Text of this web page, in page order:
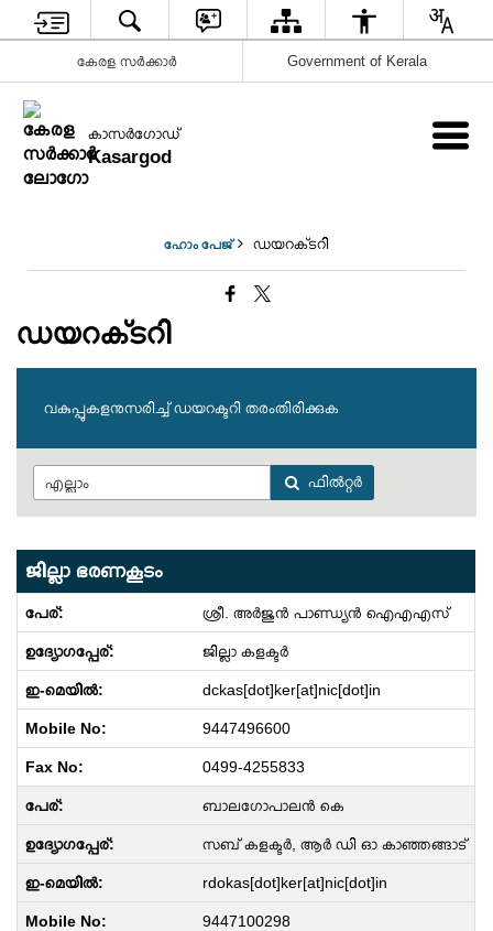
കേരള സര്‍ക്കാര്‍ Government of Kerala
കാസര്‍ഗോഡ്
Kasargod
ഹോം പേജ് ഡയറക്‌ടറി
ഡയറക്‌ടറി
വകുപ്പുകളനുസരിച്ച് ഡയറക്ടറി തരംതിരിക്കുക
ഫില്‍റ്റര്‍
ജില്ലാ ഭരണകൂടം
ശ്രീ. അർജുൻ പാണ്ഡ്യൻ ഐഎഎസ്
ജില്ലാ കളക്ടര്‍
dckas[dot]ker[at]nic[dot]in
9447496600
0499-4255833
ബാലഗോപാലൻ കെ
സബ് കളക്ടർ, ആര്‍ ഡി ഓ കാഞ്ഞങ്ങാട്
rdokas[dot]ker[at]nic[dot]in
9447100298